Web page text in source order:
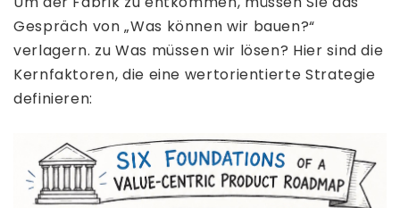
Gespräch von „Was können wir bauen?“
verlagern. zu Was müssen wir lösen? Hier sind die
Kernfaktoren, die eine wertorientierte Strategie
definieren: